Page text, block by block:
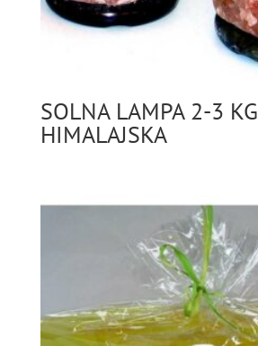
SOLNA LAMPA 2-3 KG
HIMALAJSKA